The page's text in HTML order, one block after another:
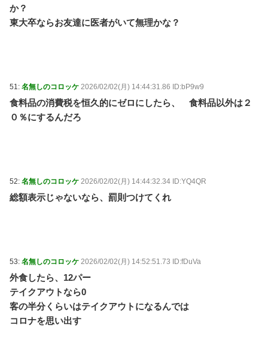
か？
東大卒ならお友達に医者がいて無理かな？
51: 名無しのコロッケ 2026/02/02(月) 14:44:31.86 ID:bP9w9
食料品の消費税を恒久的にゼロにしたら、 食料品以外は２
０％にするんだろ
52: 名無しのコロッケ 2026/02/02(月) 14:44:32.34 ID:YQ4QR
総額表示じゃないなら、罰則つけてくれ
53: 名無しのコロッケ 2026/02/02(月) 14:52:51.73 ID:fDuVa
外食したら、12パー
テイクアウトなら0
客の半分くらいはテイクアウトになるんでは
コロナを思い出す